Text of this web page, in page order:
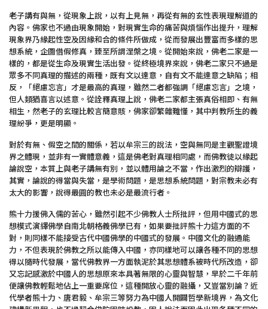
老子講有與無，從現象上說，以有上見無，再從有無的玄性表現理解道的
內容。佛家也不過由現象開始，對現實生命的痛苦與煩惱作出提升，理解
現象界乃緣起性空及因緣和合的條件所做成，從而發展出豐富而多樣的思
想系統，企圖借假修真，臻至所謂涅槃之境。從開始來說，佛老二家是一
樣的，都是從生命及現實生活出發。從終極境界來說，佛老二家只不過是
眾多不同真理的描述的兩種，既有文以達意，自有文不能達意之缺陷；相
反，「絕慮忘言」才是最高的真理，雖然二者都強調「絕慮忘言」之境，
但人類猶喜言以述意。從詮釋真理上說，佛老二家都主張真俗相即、有無
相生，然老子的玄理比較言簡意賅，佛家卻繁雜難懂，其中判教所生的義
理紛爭，更是明顯。
對於有無、假空之間的關係，若以牟宗三的說法，空與無同是主觀聖證境
界之體現，並非有一實體意義，這是佛老對真理相同處，而佛教徒以緣起
論說空，本質上與老子講無有別，並以體用論之不當，作出激烈的辯護，
其實，論說的得當與失當，是學術問題，是思想系統問題，對宗教未必有
太大的影響，說得最圓的教也未必是最流行者。
熊十力援佛入儒的苦心，雖然引起不少佛教人士所批評，但用中國式的思
想模式演繹佛學自南北朝格義佛學已有，如果要批評熊十力這方面的不
對，則同樣不能接受古代中國佛學的中國式的發展。中國文化的融通能
力，不但表現於佛教之所以能傳入中國，亦同樣地可以讓各種不同的思想
得以隨時代發展，當代佛教界一方面執泥於其思想體系被時代所改造，卻
又忘記感激於中國人的思想原來本具著無限的心靈與智慧，早於二千年前
便讓佛教輕鬆地佔上一重要席位，這種開放心靈的融攝，又豈當別論？近
代學者熊十力、唐君毅、牟宗三等努力為中國人開闢哲學新境界，為文化